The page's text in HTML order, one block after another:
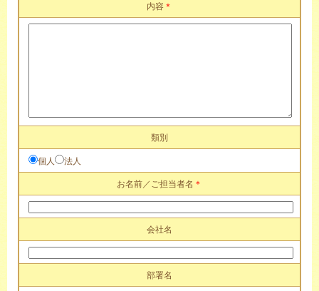
内容 ＊
類別
個人 法人
お名前／ご担当者名 ＊
会社名
部署名